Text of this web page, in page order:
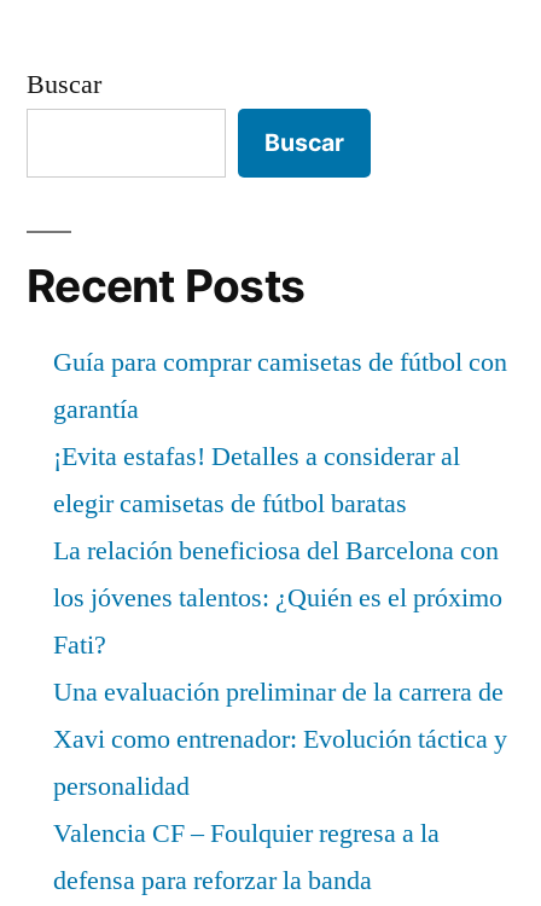
Buscar
Buscar
Recent Posts
Guía para comprar camisetas de fútbol con
garantía
¡Evita estafas! Detalles a considerar al
elegir camisetas de fútbol baratas
La relación beneficiosa del Barcelona con
los jóvenes talentos: ¿Quién es el próximo
Fati?
Una evaluación preliminar de la carrera de
Xavi como entrenador: Evolución táctica y
personalidad
Valencia CF – Foulquier regresa a la
defensa para reforzar la banda